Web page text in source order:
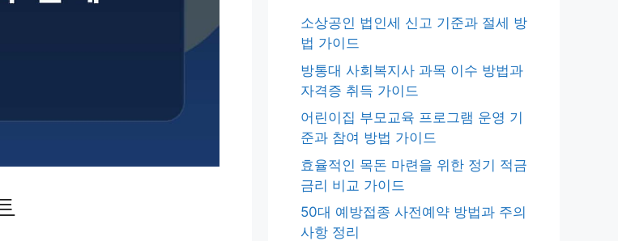
소상공인 법인세 신고 기준과 절세 방
법 가이드
방통대 사회복지사 과목 이수 방법과
자격증 취득 가이드
어린이집 부모교육 프로그램 운영 기
준과 참여 방법 가이드
효율적인 목돈 마련을 위한 정기 적금
금리 비교 가이드
50대 예방접종 사전예약 방법과 주의
사항 정리